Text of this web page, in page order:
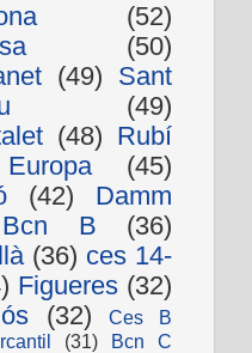
(52)
(50)
(49) Sant
(49)
(48) Rubí
Europa
(45)
(42)
Damm
Bcn B
(36)
(36) ces 14-
Figueres (32)
(32)
Ces B
(31)
Bcn C